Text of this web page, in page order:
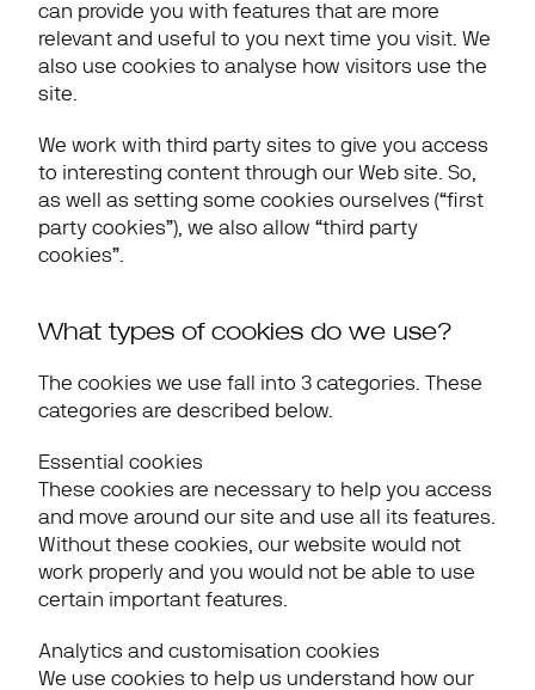
can provide you with features that are more
relevant and useful to you next time you visit. We
also use cookies to analyse how visitors use the
site.
We work with third party sites to give you access
to interesting content through our Web site. So,
as well as setting some cookies ourselves (“first
party cookies”), we also allow “third party
cookies”.
What types of cookies do we use?
The cookies we use fall into 3 categories. These
categories are described below.
Essential cookies
These cookies are necessary to help you access
and move around our site and use all its features.
Without these cookies, our website would not
work properly and you would not be able to use
certain important features.
Analytics and customisation cookies
We use cookies to help us understand how our